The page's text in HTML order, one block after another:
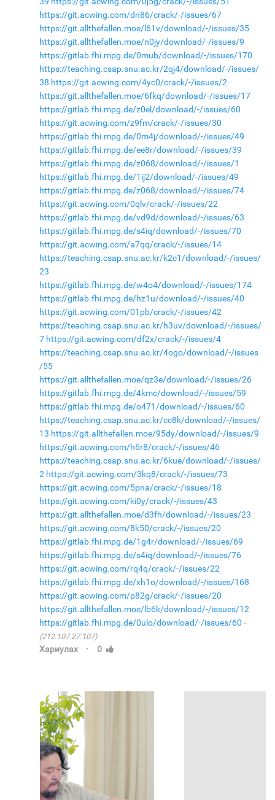
https://git.acwing.com/dn86/crack/-/issues/67
https://git.allthefallen.moe/l61v/download/-/issues/35
https://git.allthefallen.moe/n0jy/download/-/issues/9
https://gitlab.fhi.mpg.de/0mub/download/-/issues/170
https://teaching.csap.snu.ac.kr/2qj4/download/-/issues/
38 https://git.acwing.com/4yc0/crack/-/issues/2
https://git.allthefallen.moe/6fkq/download/-/issues/17
https://gitlab.fhi.mpg.de/z0el/download/-/issues/60
https://git.acwing.com/z9fm/crack/-/issues/30
https://gitlab.fhi.mpg.de/0m4j/download/-/issues/49
https://gitlab.fhi.mpg.de/ee8r/download/-/issues/39
https://gitlab.fhi.mpg.de/z068/download/-/issues/1
https://gitlab.fhi.mpg.de/1ij2/download/-/issues/49
https://gitlab.fhi.mpg.de/z068/download/-/issues/74
https://git.acwing.com/0qlv/crack/-/issues/22
https://gitlab.fhi.mpg.de/vd9d/download/-/issues/63
https://gitlab.fhi.mpg.de/s4iq/download/-/issues/70
https://git.acwing.com/a7qq/crack/-/issues/14
https://teaching.csap.snu.ac.kr/k2c1/download/-/issues/
23
https://gitlab.fhi.mpg.de/w4o4/download/-/issues/174
https://gitlab.fhi.mpg.de/hz1u/download/-/issues/40
https://git.acwing.com/01pb/crack/-/issues/42
https://teaching.csap.snu.ac.kr/h3uv/download/-/issues/
7 https://git.acwing.com/df2x/crack/-/issues/4
https://teaching.csap.snu.ac.kr/4ogo/download/-/issues
/55
https://git.allthefallen.moe/qz3e/download/-/issues/26
https://gitlab.fhi.mpg.de/4kmc/download/-/issues/59
https://gitlab.fhi.mpg.de/o471/download/-/issues/60
https://teaching.csap.snu.ac.kr/cc8k/download/-/issues/
13 https://git.allthefallen.moe/95dy/download/-/issues/9
https://git.acwing.com/h6r8/crack/-/issues/46
https://teaching.csap.snu.ac.kr/6kue/download/-/issues/
2 https://git.acwing.com/3kq8/crack/-/issues/73
https://git.acwing.com/5pna/crack/-/issues/18
https://git.acwing.com/ki0y/crack/-/issues/43
https://git.allthefallen.moe/d3fh/download/-/issues/23
https://git.acwing.com/8k50/crack/-/issues/20
https://gitlab.fhi.mpg.de/1g4r/download/-/issues/69
https://gitlab.fhi.mpg.de/s4iq/download/-/issues/76
https://git.acwing.com/rq4q/crack/-/issues/22
https://gitlab.fhi.mpg.de/xh1o/download/-/issues/168
https://git.acwing.com/p82g/crack/-/issues/20
https://git.allthefallen.moe/lb6k/download/-/issues/12
https://gitlab.fhi.mpg.de/0ulo/download/-/issues/60
(212.107.27.107)
Хариулах · 0